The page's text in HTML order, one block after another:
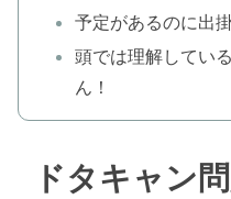
予定があるのに出
頭では理解してい
ん！
ドタキャン